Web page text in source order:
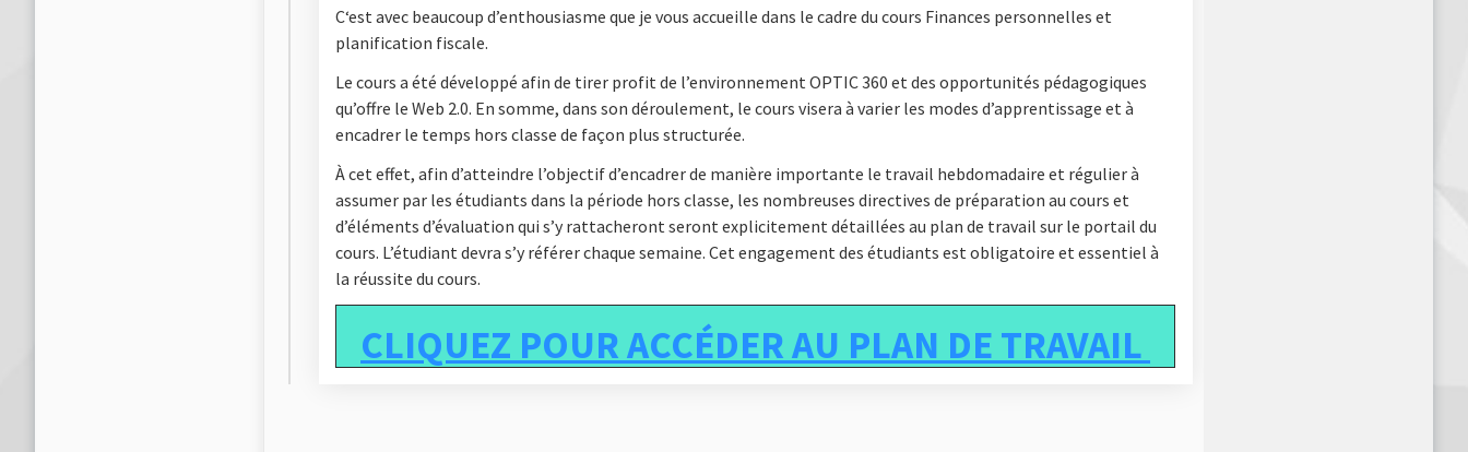
C‘est avec beaucoup d’enthousiasme que je vous accueille dans le cadre du cours Finances personnelles et
planification fiscale.
Le cours a été développé afin de tirer profit de l’environnement OPTIC360 et des opportunités pédagogiques
qu’offre le Web 2.0. En somme, dans son déroulement, le cours visera à varier les modes d’apprentissage et à
encadrer le temps hors classe de façon plus structurée.
À cet effet, afin d’atteindre l’objectif d’encadrer de manière importante le travail hebdomadaire et régulier à
assumer par les étudiants dans la période hors classe, les nombreuses directives de préparation au cours et
d’éléments d’évaluation qui s’y rattacheront seront explicitement détaillées au plan de travail sur le portail du
cours. L’étudiant devra s’y référer chaque semaine. Cet engagement des étudiants est obligatoire et essentiel à
la réussite du cours.
CLIQUEZ POUR ACCÉDER AU PLAN DE TRAVAIL